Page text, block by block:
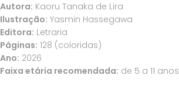
Autora: Kaoru Tanaka de Lira
Ilustração: Yasmin Hassegawa
Editora: Letraria
Páginas: 128 (coloridas)
Ano: 2026
Faixa etária recomendada: de 5 a 11 anos